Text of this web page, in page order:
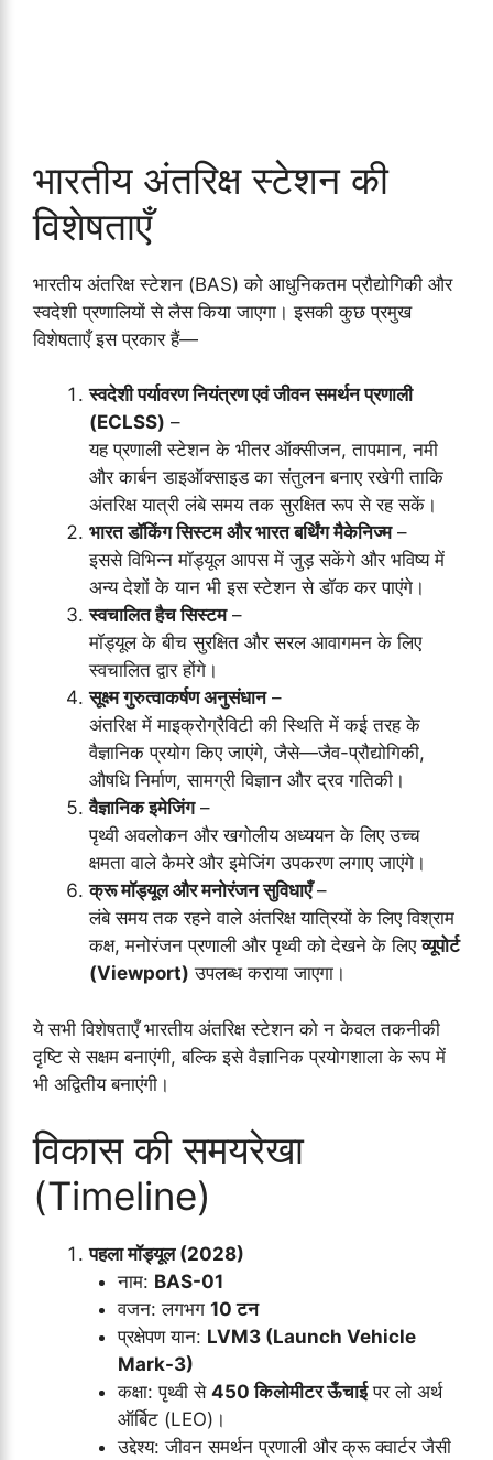
भारतीय अंतरिक्ष स्टेशन की
विशेषताएँ
भारतीय अंतरिक्ष स्टेशन (BAS) को आधुनिकतम प्रौद्योगिकी और
स्वदेशी प्रणालियों से लैस किया जाएगा। इसकी कुछ प्रमुख
विशेषताएँ इस प्रकार हैं—
स्वदेशी पर्यावरण नियंत्रण एवं जीवन समर्थन प्रणाली
(ECLSS) –
यह प्रणाली स्टेशन के भीतर ऑक्सीजन, तापमान, नमी
और कार्बन डाइऑक्साइड का संतुलन बनाए रखेगी ताकि
अंतरिक्ष यात्री लंबे समय तक सुरक्षित रूप से रह सकें।
भारत डॉकिंग सिस्टम और भारत बर्थिंग मैकेनिज्म–
इससे विभिन्न मॉड्यूल आपस में जुड़ सकेंगे और भविष्य में
अन्य देशों के यान भी इस स्टेशन से डॉक कर पाएंगे।
स्वचालित हैच सिस्टम–
मॉड्यूल के बीच सुरक्षित और सरल आवागमन के लिए
स्वचालित द्वार होंगे।
सूक्ष्म गुरुत्वाकर्षण अनुसंधान–
अंतरिक्ष में माइक्रोग्रैविटी की स्थिति में कई तरह के
वैज्ञानिक प्रयोग किए जाएंगे, जैसे—जैव-प्रौद्योगिकी,
औषधि निर्माण, सामग्री विज्ञान और द्रव गतिकी।
वैज्ञानिक इमेजिंग–
पृथ्वी अवलोकन और खगोलीय अध्ययन के लिए उच्च
क्षमता वाले कैमरे और इमेजिंग उपकरण लगाए जाएंगे।
क्रू मॉड्यूल और मनोरंजन सुविधाएँ–
लंबे समय तक रहने वाले अंतरिक्ष यात्रियों के लिए विश्राम
कक्ष, मनोरंजन प्रणाली और पृथ्वी को देखने के लिएव्यूपोर्ट
(Viewport) उपलब्ध कराया जाएगा।
ये सभी विशेषताएँ भारतीय अंतरिक्ष स्टेशन को न केवल तकनीकी
दृष्टि से सक्षम बनाएंगी, बल्कि इसे वैज्ञानिक प्रयोगशाला के रूप में
भी अद्वितीय बनाएंगी।
विकास की समयरेखा
(Timeline)
पहला मॉड्यूल (2028)
नाम: BAS-01
वजन: लगभग 10 टन
प्रक्षेपण यान: LVM3 (Launch Vehicle
Mark-3)
कक्षा: पृथ्वी से 450 किलोमीटर ऊँचाईपर लो अर्थ
ऑर्बिट (LEO)।
उद्देश्य: जीवन समर्थन प्रणाली और क्रू क्वार्टर जैसी